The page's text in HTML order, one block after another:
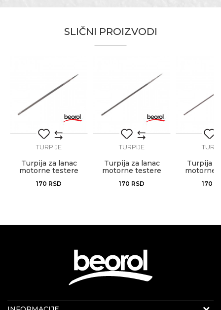
Zanati
Monteri, Parketari, Stolari,
Beorol
Anti-spam zaštita - izračunajte koliko je 2 + 3 :
POŠALJI
SLIČNI PROIZVODI
TURPIJE
Turpija za lanac
motorne testere
170 RSD
TURPIJE
Turpija za lanac
motorne testere
170 RSD
Turpija
motorne
170
KONTAKT PODACI